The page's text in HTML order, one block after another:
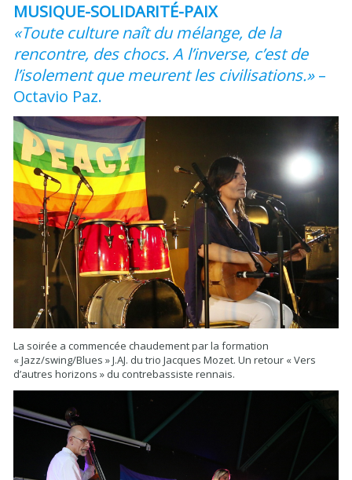
MUSIQUE-SOLIDARITÉ-PAIX
«Toute culture naît du mélange, de la
rencontre, des chocs. A l’inverse, c’est de
l’isolement que meurent les civilisations.»–
Octavio Paz.
La soirée a commencée chaudement par la formation
« Jazz/swing/Blues » J.AJ. du trio Jacques Mozet. Un retour « Vers
d’autres horizons » du contrebassiste rennais.